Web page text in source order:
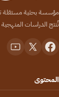
مؤسسة بحثية مستقلة
تُنتج الدراسات
المحتوى